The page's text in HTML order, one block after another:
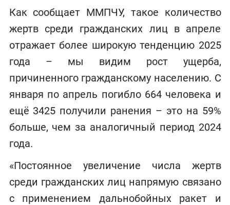
Как сообщает ММПЧУ, такое количество
жертв среди гражданских лиц в апреле
отражает более широкую тенденцию 2025
года – мы видим рост ущерба,
причиненного гражданскому населению. С
января по апрель погибло 664 человека и
ещё 3425 получили ранения – это на 59%
больше, чем за аналогичный период 2024
года.
«Постоянное увеличение числа жертв
среди гражданских лиц напрямую связано
с применением дальнобойных ракет и